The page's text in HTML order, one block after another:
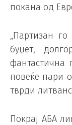
покана од
„Партизан
буџет,
фантастична
повеќе пари
тврди
Покрај АБА